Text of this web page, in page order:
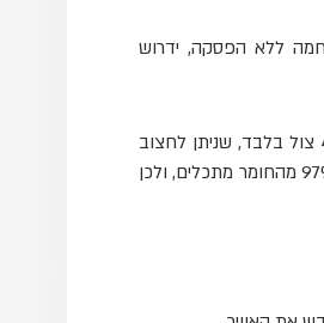
ללא הפסקה, ידרוש
מחיר ההתקנה של הקמין אינו גבוה, שכן הוא מצריך רק שקע חשמל וארובה בקוטר של 4 צול בלבד, שניתן לחצוב
גם בקיר. כמו כן, עלויות התחזוקה מאוד נמוכות, מכיוון שהפלט הוא חומר בעירה אורגני, 97% מהחומר מתכלים, ולכן